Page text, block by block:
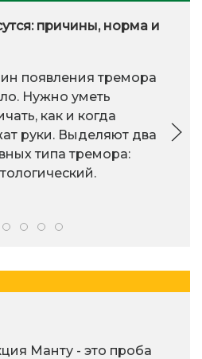
причины, норма и
появления тремора
Нужно уметь
как и когда
руки. Выделяют два
типа тремора:
Манту - это проба